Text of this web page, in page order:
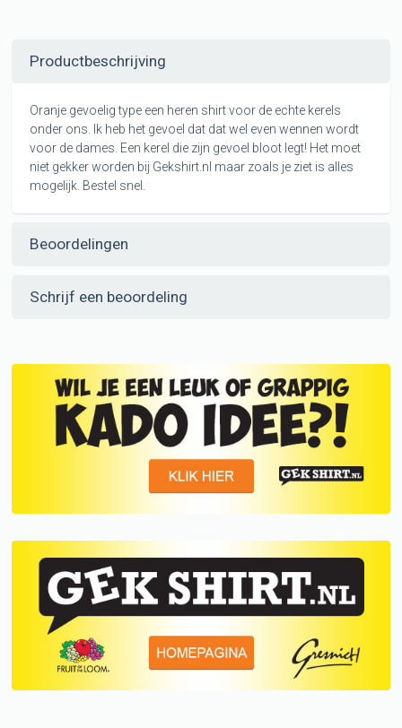
Productbeschrijving
Oranje gevoelig type een heren shirt voor de echte kerels
onder ons. Ik heb het gevoel dat dat wel even wennen wordt
voor de dames. Een kerel die zijn gevoel bloot legt! Het moet
niet gekker worden bij Gekshirt.nl maar zoals je ziet is alles
mogelijk. Bestel snel.
Beoordelingen
Schrijf een beoordeling